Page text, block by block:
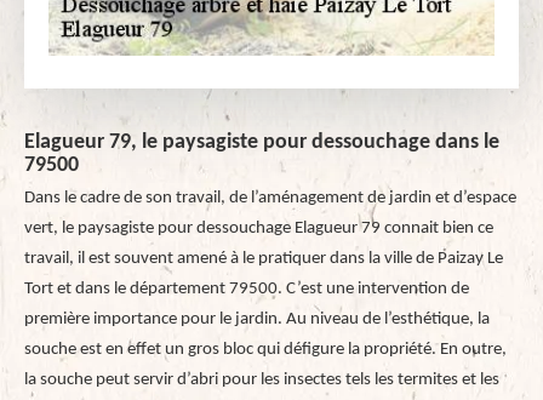
Elagueur 79, le paysagiste pour dessouchage dans le
79500
Dans le cadre de son travail, de l’aménagement de jardin et d’espace
vert, le paysagiste pour dessouchage Elagueur 79 connait bien ce
travail, il est souvent amené à le pratiquer dans la ville de Paizay Le
Tort et dans le département 79500. C’est une intervention de
première importance pour le jardin. Au niveau de l’esthétique, la
souche est en effet un gros bloc qui défigure la propriété. En outre,
la souche peut servir d’abri pour les insectes tels les termites et les